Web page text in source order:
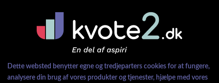
Kom ind på
Dette websted benytter egne og tredjeparters cookies for at fungere,
analysere din brug af vores produkter og tjenester, hjælpe med vores